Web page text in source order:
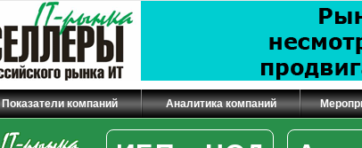
Показатели компаний Аналитика компаний